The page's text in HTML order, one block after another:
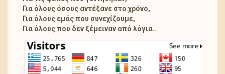
Για όλους όσους αντέξανε στο χρόνο,
Για όλους εμάς που συνεχίζουμε,
Για όλους που δεν ξέμειναν από λόγια..